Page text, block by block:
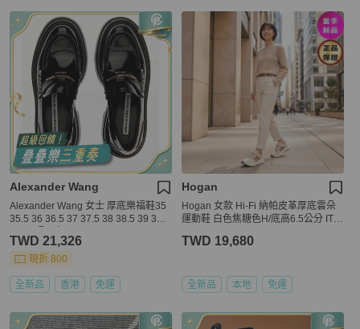
Alexander Wang
Alexander Wang 女士 厚底樂福鞋35
35.5 36 36.5 37 37.5 38 38.5 39 39.5
TWD 21,326
現折 800
全新品 香港 免運
Hogan
Hogan 女款 Hi-Fi 納帕皮革厚底雲朵
運動鞋 白色焦糖色H/底高6.5公分 IT3
TWD 19,680
全新品 本地 免運